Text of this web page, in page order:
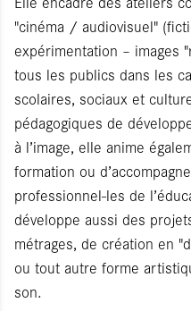
"cinéma / audiovisuel"
expérimentation – images
tous les publics dans les
scolaires, sociaux et
pédagogiques de
à l’image, elle anime
formation ou
professionnel-les de
développe aussi des
métrages, de création en
ou tout autre forme
son.